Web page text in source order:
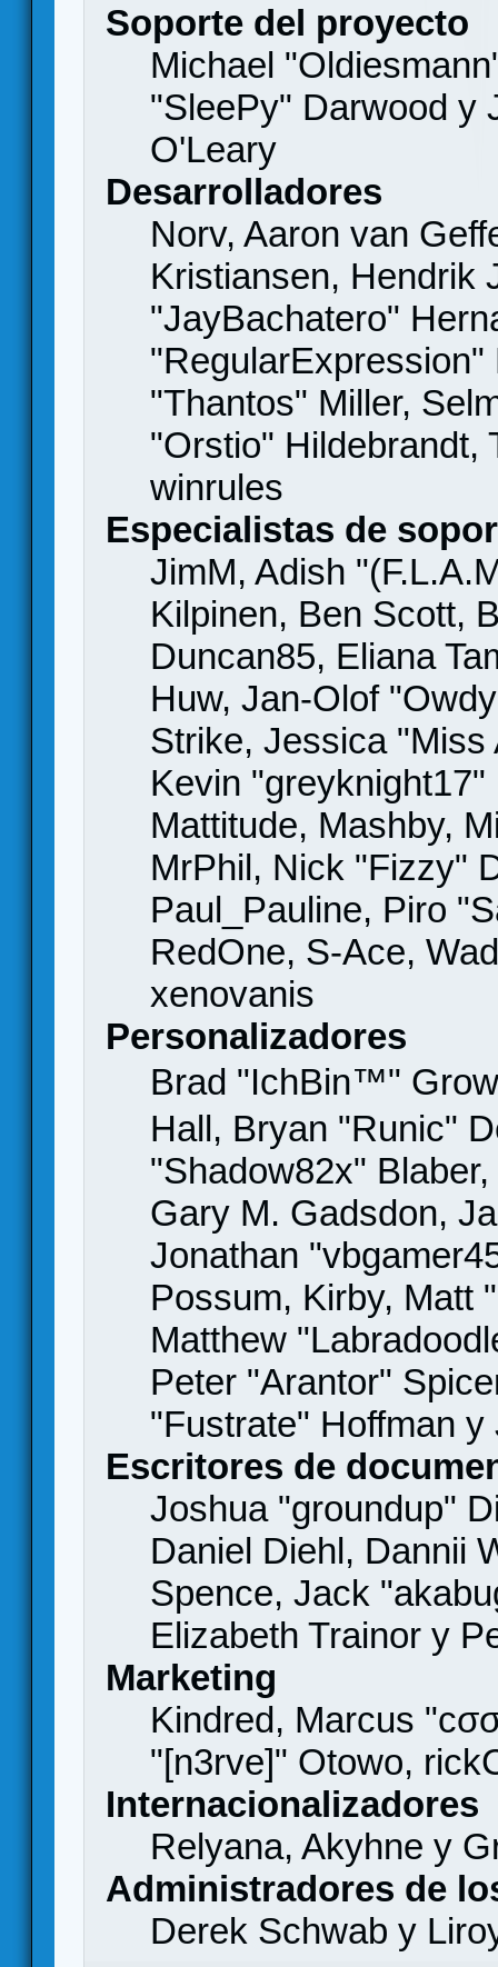
Soporte del proyecto
Michael
"SleePy" Darwood y
O'Leary
Desarrolladores
Norv, Aaron van
Kristiansen, Hendrik
"JayBachatero"
"Thantos" Miller,
"Orstio" Hildebrandt,
winrules
Especialistas de
JimM, Adish
Kilpinen, Ben Scott,
Duncan85, Eliana
Huw, Jan-Olof
Strike, Jessica
Kevin
Mattitude, Mashby,
MrPhil, Nick "Fizzy"
Paul_Pauline, Piro
RedOne, S-Ace,
xenovanis
Personalizadores
Brad "IchBin™"
Hall, Bryan "Runic"
"Shadow82x"
Gary M. Gadsdon,
Jonathan
Possum, Kirby, Matt
Matthew
Peter "Arantor"
"Fustrate" Hoffman
Escritores de
Joshua "groundup"
Daniel Diehl, Dannii
Spence, Jack
Elizabeth Trainor y
Marketing
Kindred, Marcus
"[n3rve]" Otowo,
Internacionalizadores
Relyana, Akyhne y
Administradores de
Derek Schwab y